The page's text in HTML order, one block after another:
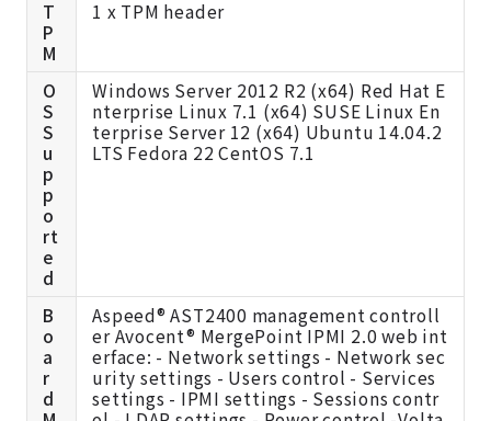
T
P
M
1 x TPM header
O
S
S
u
p
p
o
rt
e
d
Windows Server 2012 R2 (x64) Red Hat E
nterprise Linux 7.1 (x64) SUSE Linux En
terprise Server 12 (x64) Ubuntu 14.04.2
LTS Fedora 22 CentOS 7.1
B
o
a
r
d
Aspeed® AST2400 management controll
er Avocent® MergePoint IPMI 2.0 web int
erface: - Network settings - Network sec
urity settings - Users control - Services
settings - IPMI settings - Sessions contr